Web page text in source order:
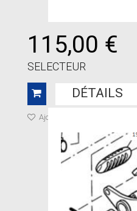
115,00 €
SELECTEUR
DÉTAILS
Ajouter à ma liste de cadeaux